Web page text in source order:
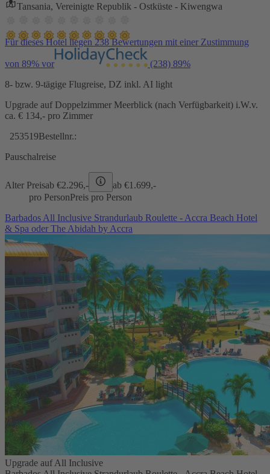
Tansania, Vereinigte Republik - Ostküste - Kiwengwa
Für dieses Hotel liegen 238 Bewertungen mit einer Zustimmung
von 89% vor (238) 89%
8- bzw. 9-tägige Flugreise, DZ inkl. AI light
Upgrade auf Doppelzimmer Meerblick (nach Verfügbarkeit) i.W.v.
ca. € 134,- pro Zimmer
253519Bestellnr.:
Pauschalreise
Alter Preisab €2.296,- ab €1.699,-
pro PersonPreis pro Person
Barbados All Inclusive Strandurlaub Roulette - Accra Beach Hotel
& Spa oder The Abidah by Accra
Upgrade auf All Inclusive